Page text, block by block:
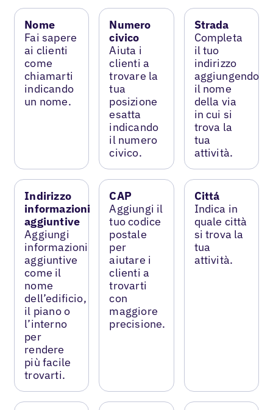
Nome
Fai sapere
ai clienti
come
chiamarti
indicando
un nome.
Numero
civico
Aiuta i
clienti a
trovare la
tua
posizione
esatta
indicando
il numero
civico.
Strada
Completa
il tuo
indirizzo
aggiungendo
il nome
della via
in cui si
trova la
tua
attività.
Indirizzo
informazioni
aggiuntive
Aggiungi
informazioni
aggiuntive
come il
nome
dell’edificio,
il piano o
l’interno
per
rendere
più facile
trovarti.
CAP
Aggiungi il
tuo codice
postale
per
aiutare i
clienti a
trovarti
con
maggiore
precisione.
Cittá
Indica in
quale città
si trova la
tua
attività.